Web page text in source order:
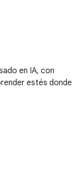
en IA, con
estés donde